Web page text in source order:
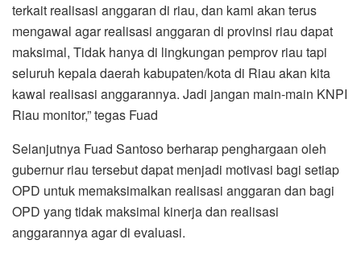
terkait realisasi anggaran di riau, dan kami akan terus
mengawal agar realisasi anggaran di provinsi riau dapat
maksimal, Tidak hanya di lingkungan pemprov riau tapi
seluruh kepala daerah kabupaten/kota di Riau akan kita
kawal realisasi anggarannya. Jadi jangan main-main KNPI
Riau monitor,” tegas Fuad
Selanjutnya Fuad Santoso berharap penghargaan oleh
gubernur riau tersebut dapat menjadi motivasi bagi setiap
OPD untuk memaksimalkan realisasi anggaran dan bagi
OPD yang tidak maksimal kinerja dan realisasi
anggarannya agar di evaluasi.